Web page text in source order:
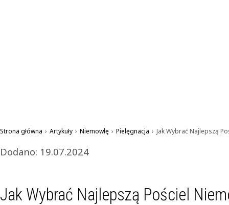
Strona główna › Artykuły › Niemowlę › Pielęgnacja › Jak Wybrać Najlepszą
Dodano: 19.07.2024
Jak Wybrać Najlepszą Pościel